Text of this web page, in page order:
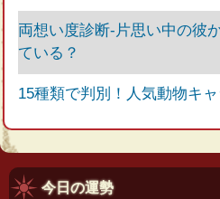
両想い度診断-片思い中の彼
ている？
15種類で判別！人気動物キ
今日の運勢